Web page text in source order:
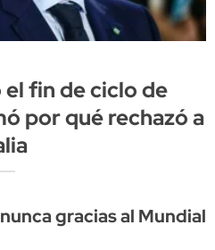
fin de ciclo de
por qué rechazó a
gracias al